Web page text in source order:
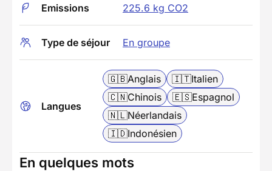
Emissions 225.6 kg CO2
Type de séjour En groupe
Langues
🇬🇧Anglais 🇮🇹Italien
🇨🇳Chinois 🇪🇸Espagnol
🇳🇱Néerlandais
🇮🇩Indonésien
En quelques mots